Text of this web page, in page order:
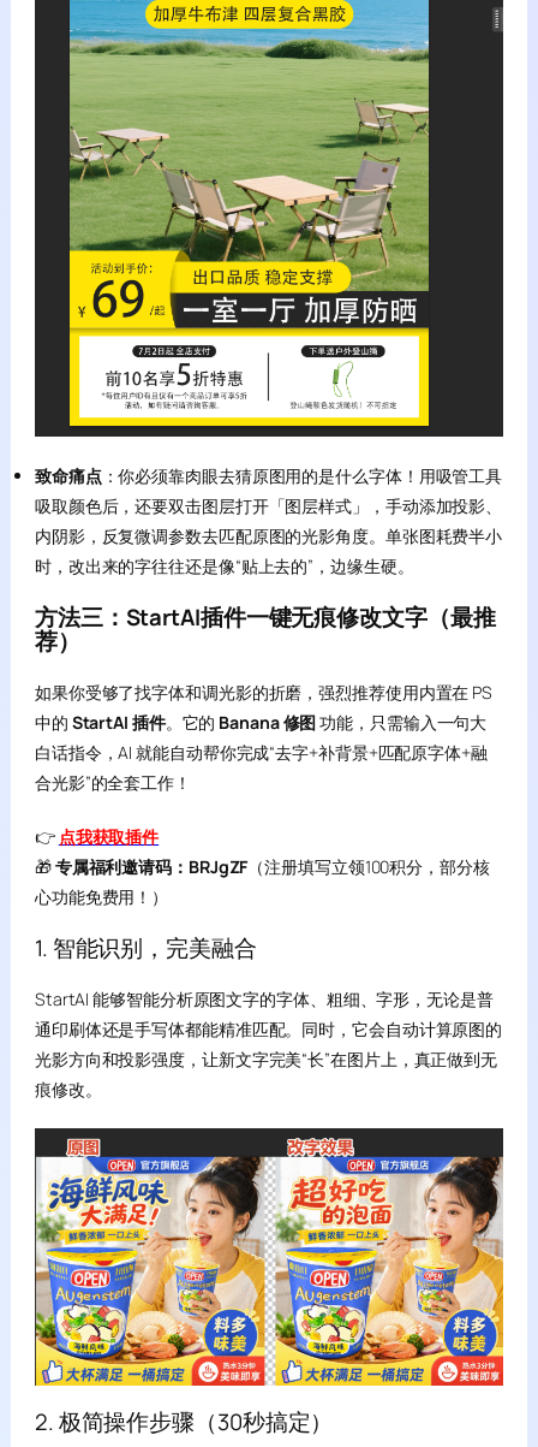
致命痛点：你必须靠肉眼去猜原图用的是什么字体！用吸管工具
吸取颜色后，还要双击图层打开「图层样式」，手动添加投影、
内阴影，反复微调参数去匹配原图的光影角度。单张图耗费半小
时，改出来的字往往还是像“贴上去的”，边缘生硬。
方法三：StartAI插件一键无痕修改文字（最推
荐）
如果你受够了找字体和调光影的折磨，强烈推荐使用内置在 PS
中的 StartAI 插件。它的 Banana 修图功能，只需输入一句大
白话指令，AI 就能自动帮你完成“去字+补背景+匹配原字体+融
合光影”的全套工作！
👉 点我获取插件
🎁专属福利邀请码：BRJgZF（注册填写立领100积分，部分核
心功能免费用！）
1. 智能识别，完美融合
StartAI 能够智能分析原图文字的字体、粗细、字形，无论是普
通印刷体还是手写体都能精准匹配。同时，它会自动计算原图的
光影方向和投影强度，让新文字完美“长”在图片上，真正做到无
痕修改。
2. 极简操作步骤（30秒搞定）